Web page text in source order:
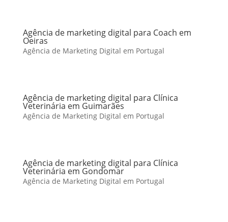
Agência de marketing digital para Coach em
Oeiras
Agência de Marketing Digital em Portugal
Agência de marketing digital para Clínica
Veterinária em Guimarães
Agência de Marketing Digital em Portugal
Agência de marketing digital para Clínica
Veterinária em Gondomar
Agência de Marketing Digital em Portugal